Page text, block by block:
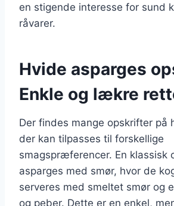
en stigende interesse for sund
råvarer.
Hvide asparges
Enkle og lækre
Der findes mange opskrifter på
der kan tilpasses til forskellige
smagspræferencer. En klassisk
asparges med smør, hvor de
serveres med smeltet smør og
og peber. Dette er en enkel,